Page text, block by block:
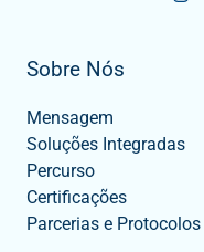
Sobre Nós
Mensagem
Soluções Integradas
Percurso
Certificações
Parcerias e Protocolos